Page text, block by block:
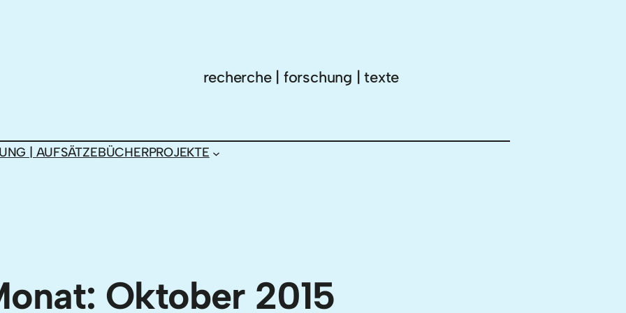
recherche | forschung | texte
| AUFSÄTZEBÜCHERPROJEKTE
Oktober 2015